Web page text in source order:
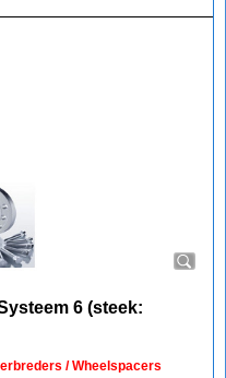
6 (steek:
/ Wheelspacers